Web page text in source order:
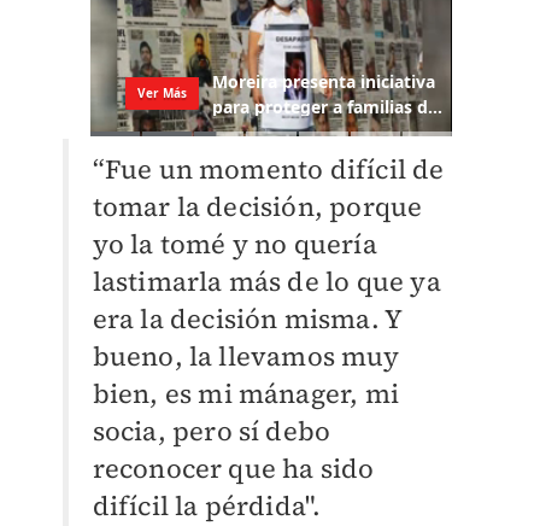
“Fue un momento difícil de
tomar la decisión, porque
yo la tomé y no quería
lastimarla más de lo que ya
era la decisión misma. Y
bueno, la llevamos muy
bien, es mi mánager, mi
socia, pero sí debo
reconocer que ha sido
difícil la pérdida".